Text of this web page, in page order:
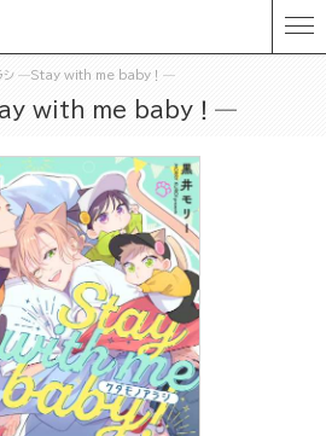
ラシ ―Stay with me baby！―
with me baby！―